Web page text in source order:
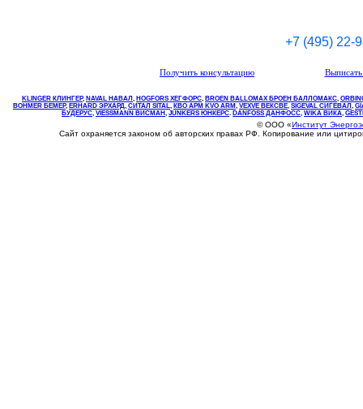
+7 (495) 22-
Получить консультацию
KLINGER КЛИНГЕР, NAVAL НАВАЛ , НOGFORS ХЕГФОРС, BROEN BALLOMAX БРОЕН БАЛЛОМАКС,
BOHMER БЕМЕР, ERHARD ЭРХАРД, СИТАЛ SITAL, КВО АРМ KVO ARM, VEXVE ВЕКСВЕ, SIGEVAL СИГЕВАЛ ,
БУДЕРУС, VIESSMANN ВИСМАН , JUNKERS ЮНКЕРС. DANFOSS ДАНФОСС, WIKA ВИКА,
© ООО «Институт
Сайт охраняется законом об авторских правах РФ. Копирование или